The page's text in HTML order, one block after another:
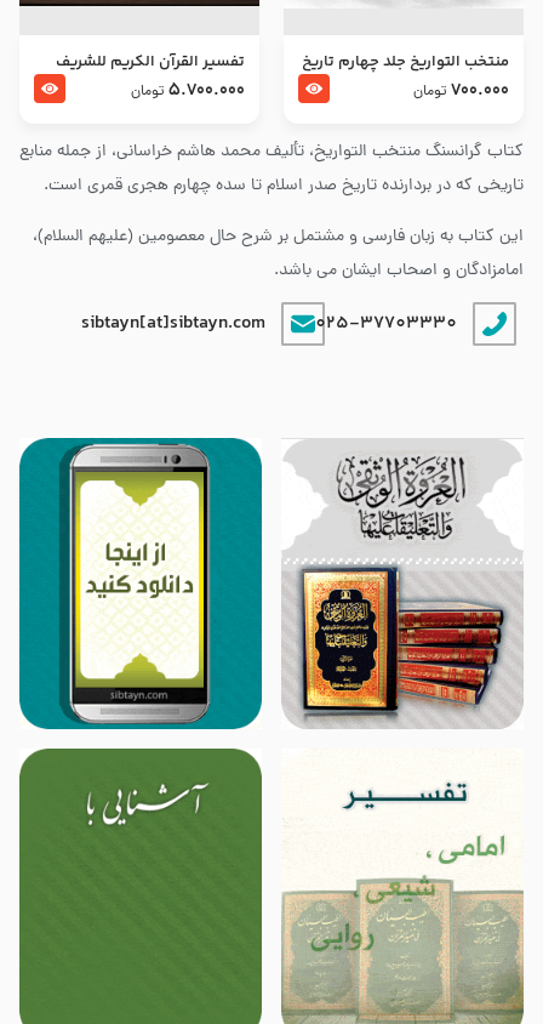
کتاب گرانسنگ منتخب التواريخ، تألیف محمد هاشم خراسانی، از جمله منابع
تاریخی که در بردارنده تاریخ صدر اسلام تا سده چهارم هجری قمری است.
این کتاب به زبان فارسی و مشتمل بر شرح حال معصومین (علیهم السلام)،
امامزادگان و اصحاب ایشان می باشد.
025-37703330
sibtayn[at]sibtayn.com
منتخب التواریخ جلد چهارم تاریخ
امام زین العابدین و امام محمد
700.000 تومان
تفسير القرآن الكريم للشريف
المرتضي قدس سرّه
5.700.000 تومان